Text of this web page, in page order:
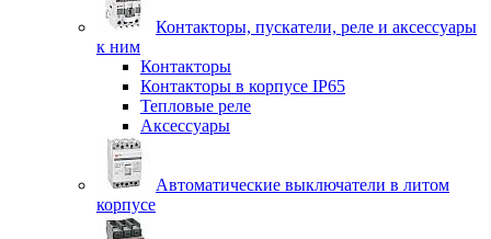
Контакторы, пускатели, реле и аксессуары
к ним
Контакторы
Контакторы в корпусе IP65
Тепловые реле
Аксессуары
Автоматические выключатели в литом
корпусе